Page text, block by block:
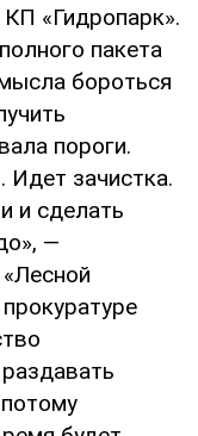
«Гидропарк».
пакета
бороться
пороги.
зачистка.
и сделать
—